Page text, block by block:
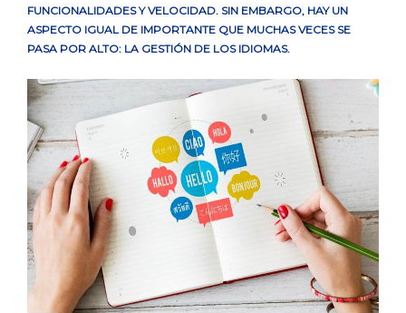
FUNCIONALIDADES Y VELOCIDAD. SIN EMBARGO, HAY UN
ASPECTO IGUAL DE IMPORTANTE QUE MUCHAS VECES SE
PASA POR ALTO: LA GESTIÓN DE LOS IDIOMAS.